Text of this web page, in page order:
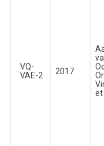
VQ-
VAE-2
2017
et